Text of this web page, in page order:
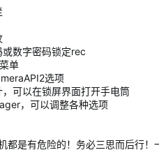
数字密码锁定rec
单
选项
可以在锁屏界面打开手电筒
，可以调整各种选项
都是有危险的！务必三思而后行